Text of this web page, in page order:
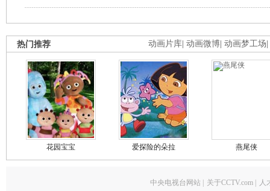
动画片库 动画微博 动画梦工场
热门推荐
花园宝宝 爱探险的朵拉 燕尾侠
中央电视台网站 关于CCTV.com 人